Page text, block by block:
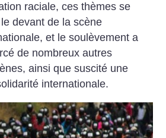
raciale, ces thèmes se
devant de la scène
et le soulèvement a
de nombreux autres
ainsi que suscité une
internationale.